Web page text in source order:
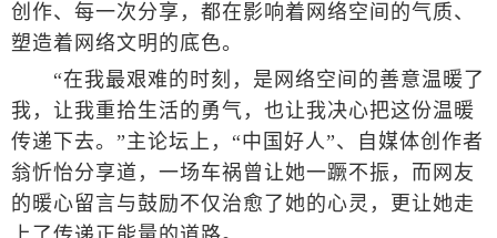
创作、每一次分享，都在影响着网络空间的气质、
塑造着网络文明的底色。
“在我最艰难的时刻，是网络空间的善意温暖了
我，让我重拾生活的勇气，也让我决心把这份温暖
传递下去。”主论坛上，“中国好人”、自媒体创作者
翁忻怡分享道，一场车祸曾让她一蹶不振，而网友
的暖心留言与鼓励不仅治愈了她的心灵，更让她走